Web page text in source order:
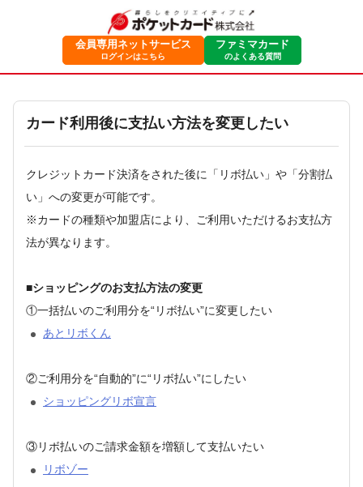
会員専用ネットサービス
ログインはこちら
ファミマカード
のよくある質問
カード利用後に支払い方法を変更したい
クレジットカード決済をされた後に「リボ払い」や「分割払
い」への変更が可能です。
※カードの種類や加盟店により、ご利用いただけるお支払方
法が異なります。
■ショッピングのお支払方法の変更
①一括払いのご利用分を“リボ払い”に変更したい
あとリボくん
②ご利用分を“自動的”に“リボ払い”にしたい
ショッピングリボ宣言
③リボ払いのご請求金額を増額して支払いたい
リボゾー